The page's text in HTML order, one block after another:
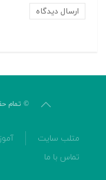
© تمام
متلب سایت
تماس با ما